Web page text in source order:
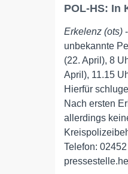
POL-HS: In
Erkelenz (ots)
unbekannte
(22. April), 8
April), 11.15
Hierfür
Nach ersten
allerdings
Telefon: